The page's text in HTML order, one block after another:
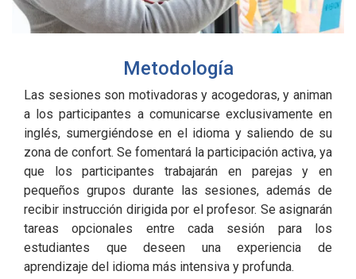
Metodología
Las sesiones son motivadoras y acogedoras, y animan
a los participantes a comunicarse exclusivamente en
inglés, sumergiéndose en el idioma y saliendo de su
zona de confort. Se fomentará la participación activa, ya
que los participantes trabajarán en parejas y en
pequeños grupos durante las sesiones, además de
recibir instrucción dirigida por el profesor. Se asignarán
tareas opcionales entre cada sesión para los
estudiantes que deseen una experiencia de
aprendizaje del idioma más intensiva y profunda.